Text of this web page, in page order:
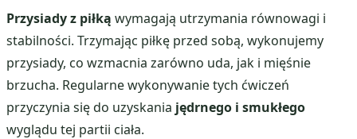
Przysiady z piłką wymagają utrzymania równowagi i
stabilności. Trzymając piłkę przed sobą, wykonujemy
przysiady, co wzmacnia zarówno uda, jak i mięśnie
brzucha. Regularne wykonywanie tych ćwiczeń
przyczynia się do uzyskania jędrnego i smukłego
wyglądu tej partii ciała.